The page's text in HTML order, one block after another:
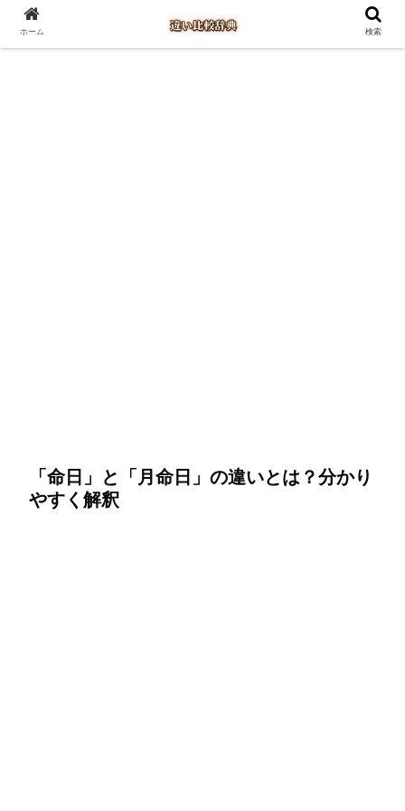
「命日」と「月命日」の違いとは？分かり
やすく解釈
ホーム 検索